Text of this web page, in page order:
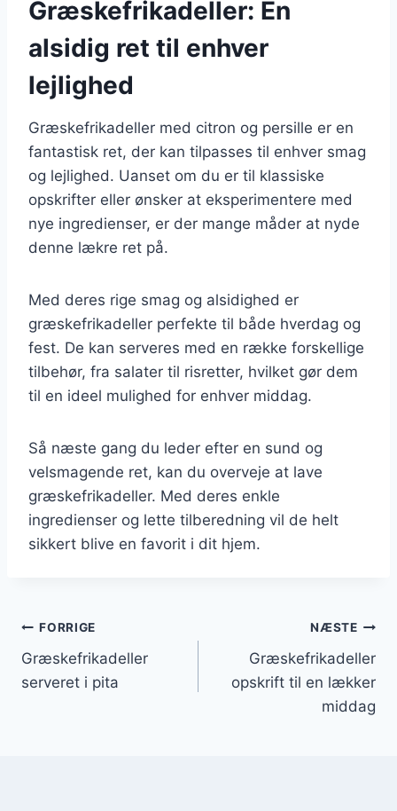
Græskefrikadeller: En
alsidig ret til enhver
lejlighed
Græskefrikadeller med citron og persille er en
fantastisk ret, der kan tilpasses til enhver smag
og lejlighed. Uanset om du er til klassiske
opskrifter eller ønsker at eksperimentere med
nye ingredienser, er der mange måder at nyde
denne lækre ret på.
Med deres rige smag og alsidighed er
græskefrikadeller perfekte til både hverdag og
fest. De kan serveres med en række forskellige
tilbehør, fra salater til risretter, hvilket gør dem
til en ideel mulighed for enhver middag.
Så næste gang du leder efter en sund og
velsmagende ret, kan du overveje at lave
græskefrikadeller. Med deres enkle
ingredienser og lette tilberedning vil de helt
sikkert blive en favorit i dit hjem.
Indlægsnavigation
FORRIGE
Græskefrikadeller
serveret i pita
NÆSTE
Græskefrikadeller
opskrift til en lækker
middag